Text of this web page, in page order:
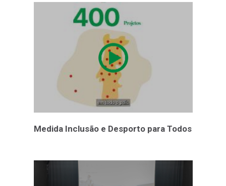
Medida Inclusão e Desporto para Todos